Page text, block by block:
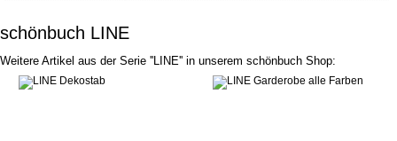
schönbuch LINE
Weitere Artikel aus der Serie ''LINE'' in unserem schönbuch Shop: